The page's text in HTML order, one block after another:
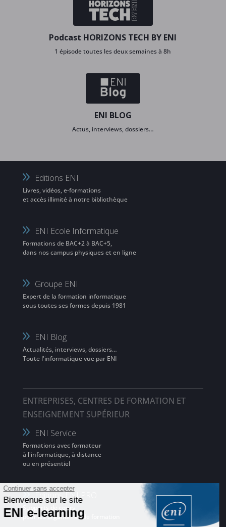
Podcast HORIZONS TECH BY ENI
1 épisode toutes les deux semaines à 8h
ENI BLOG
Actus, interviews, dossiers…
Editions ENI
Livres, vidéos, e-formations
et accès illimité à notre bibliothèque
ENI Ecole Informatique
Formations de BAC+2 à BAC+5,
dans nos campus physiques et en ligne
Groupe ENI
Expert de la formation informatique
sous toutes ses formes depuis 1981
ENI Blog
Actualités, interviews, dossiers…
Toute l'informatique vue par ENI
ENTREPRISES, CENTRES DE FORMATION ET
ENSEIGNEMENT SUPÉRIEUR
ENI Service
Formations avec formateur
à l'informatique, à distance
ou en présentiel
Editions ENI PRO
Supports de cours
pour les organismes de formation